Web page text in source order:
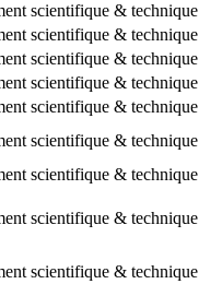
scientifique & technique
scientifique & technique
scientifique & technique
scientifique & technique
scientifique & technique
scientifique & technique
scientifique & technique
scientifique & technique
scientifique & technique